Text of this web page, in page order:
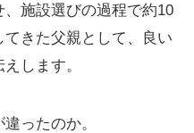
施設選びの過程で約10
きた父親として、良い
します。
ったのか。